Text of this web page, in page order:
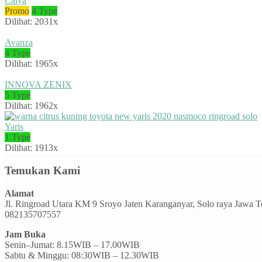
Promo 4 Type
Dilihat: 2031x
Avanza
4 Type
Dilihat: 1965x
INNOVA ZENIX
5 Type
Dilihat: 1962x
Yaris
1 Type
Dilihat: 1913x
Temukan Kami
Alamat
Jl. Ringroad Utara KM 9 Sroyo Jaten Karanganyar, Solo raya Jawa
082135707557
Jam Buka
Senin–Jumat: 8.15WIB – 17.00WIB
Sabtu & Minggu: 08:30WIB – 12.30WIB